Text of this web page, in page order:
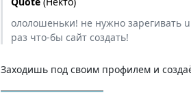
ололошеньки! не нужно зарегивать
раз что-бы сайт создать!
Заходишь под своим профилем и